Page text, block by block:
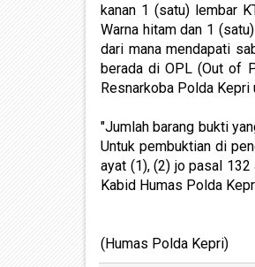
kanan 1 (satu) lembar
Warna hitam dan 1
dari mana mendapati
berada di OPL (Out of
Resnarkoba Polda Kepri
"Jumlah barang bukti
Untuk pembuktian di
ayat (1), (2) jo pasal
Kabid Humas Polda
(Humas Polda Kepri)